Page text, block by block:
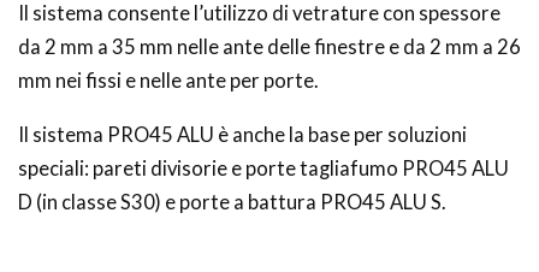
Il sistema consente l’utilizzo di vetrature con spessore
da 2 mm a 35 mm nelle ante delle finestre e da 2 mm a 26
mm nei fissi e nelle ante per porte.
Il sistema PRO45 ALU è anche la base per soluzioni
speciali: pareti divisorie e porte tagliafumo PRO45 ALU
D (in classe S30) e porte a battura PRO45 ALU S.